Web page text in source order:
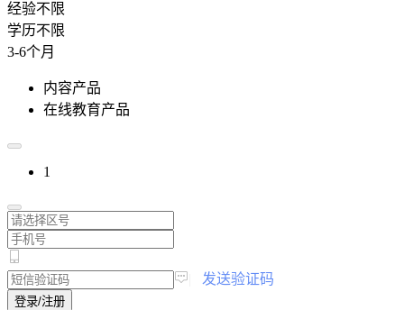
经验不限
学历不限
3-6个月
内容产品
在线教育产品
1
发送验证码
登录/注册